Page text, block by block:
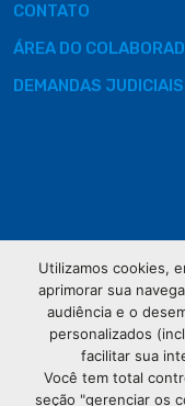
CONTATO
ÁREA DO
DEMANDAS JUDICIAIS
Utilizamos cookies,
aprimorar sua
audiência e o
personalizados
facilitar sua
Você tem total
seção "gerenciar os